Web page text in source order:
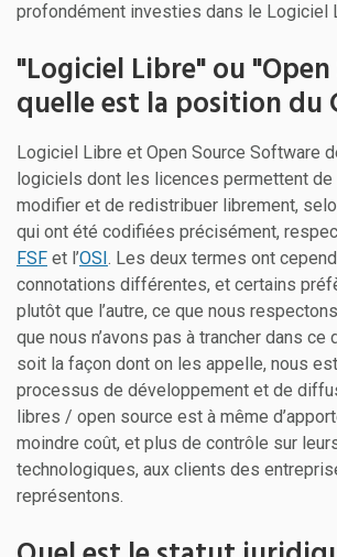
profondément investies dans le Logiciel
"Logiciel Libre" ou "Open
quelle est la position du
Logiciel Libre et Open Source Software
logiciels dont les licences permettent
modifier et de redistribuer librement,
qui ont été codifiées précisément,
FSF et l’OSI. Les deux termes ont
connotations différentes, et certains
plutôt que l’autre, ce que nous
que nous n’avons pas à trancher dans ce
soit la façon dont on les appelle, nous
processus de développement et de
libres / open source est à même
moindre coût, et plus de contrôle sur
technologiques, aux clients des
représentons.